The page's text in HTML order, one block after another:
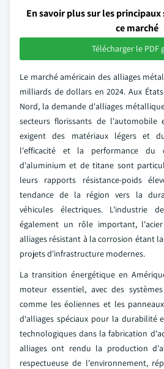
En savoir plus sur les
ce marché
Télécharger le PDF
Le marché américain des alliages
milliards de dollars en 2024. Aux
Nord, la demande d'alliages
secteurs florissants de l'automobile
exigent des matériaux légers et
l'efficacité et la performance du
d'aluminium et de titane sont
leurs rapports résistance-poids
tendance de la région vers la
véhicules électriques. L'industrie
également un rôle important,
alliages résistant à la corrosion étant
projets d'infrastructure modernes.
La transition énergétique en
moteur essentiel, avec des
comme les éoliennes et les
d'alliages spéciaux pour la durabilité
technologiques dans la fabrication
alliages ont rendu la production
respectueuse de l'environnement,